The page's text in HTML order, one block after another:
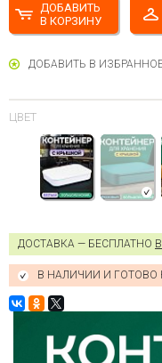
ДОБАВИТЬ
В КОРЗИНУ
ДОБАВИТЬ В
ЦВЕТ
ДОСТАВКА — БЕСПЛАТНО
В НАЛИЧИИ И ГОТОВО